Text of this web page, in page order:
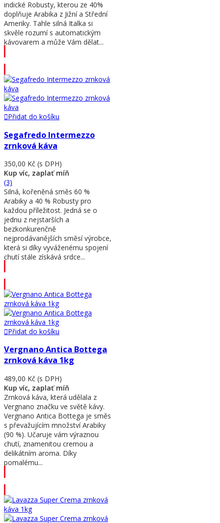
indické Robusty, kterou ze 40%
doplňuje Arabika z Jižní a Střední
Ameriky. Tahle silná Italka si
skvěle rozumí s automatickým
kávovarem a může Vám dělat...
Přidat do košíku
Segafredo Intermezzo
zrnková káva
350,00 Kč (s DPH)
Kup víc, zaplať míň
(3)
Silná, kořeněná směs 60 %
Arabiky a 40 % Robusty pro
každou příležitost. Jedná se o
jednu z nejstarších a
bezkonkurenčně
nejprodávanějších směsí výrobce,
která si díky vyváženému spojení
chutí stále získává srdce...
Přidat do košíku
Vergnano Antica Bottega
zrnková káva 1kg
489,00 Kč (s DPH)
Kup víc, zaplať míň
Zrnková káva, která udělala z
Vergnano značku ve světě kávy.
Vergnano Antica Bottega je směs
s převažujícím množství Arabiky
(90 %). Učaruje vám výraznou
chutí, znamenitou cremou a
delikátním aroma. Díky
pomalému...